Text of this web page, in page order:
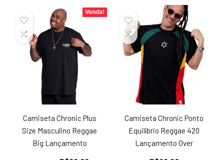
R$89,90.R$74,90.
R$84,90.
Venda!
Camiseta Chronic Plus
Size Masculino Reggae
Big Lançamento
Camiseta Chronic Ponto
Equilíbrio Reggae 420
Lançamento Over